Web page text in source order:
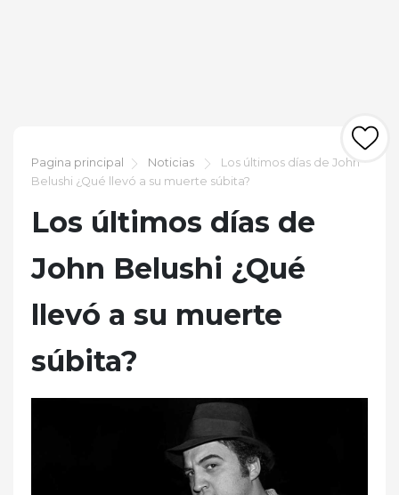
Pagina principal Noticias
Los últimos días de John
Belushi ¿Qué llevó a su muerte súbita?
Los últimos días de
John Belushi ¿Qué
llevó a su muerte
súbita?